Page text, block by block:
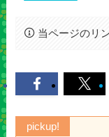
当ページのリ
pickup!